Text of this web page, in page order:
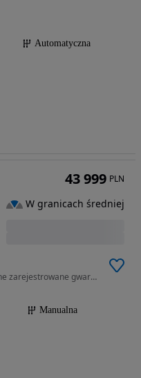
Automatyczna
1969 cm3 • 120 KM • ASO F.LED R idealne zarejestrowane gwarancja
Manualna
43 999 PLN
W granicach średniej